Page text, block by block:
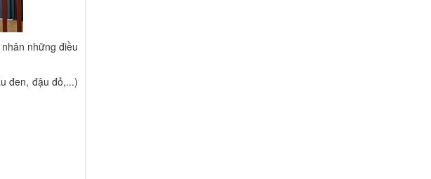
những điều
đen, đậu đỏ,...)